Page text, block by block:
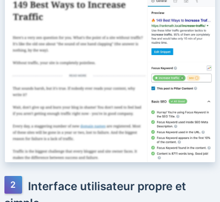
Interface utilisateur propre et